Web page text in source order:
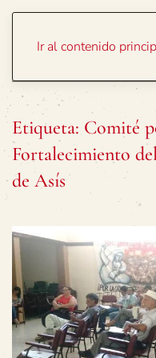
Ir al contenido
Etiqueta: Comité
Fortalecimiento
de Asís